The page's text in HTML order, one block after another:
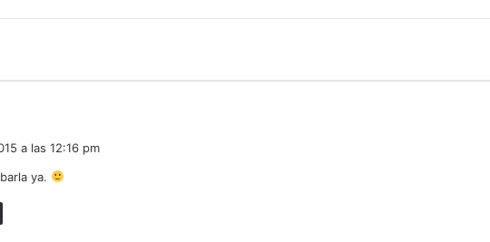
a las 12:16 pm
ya.